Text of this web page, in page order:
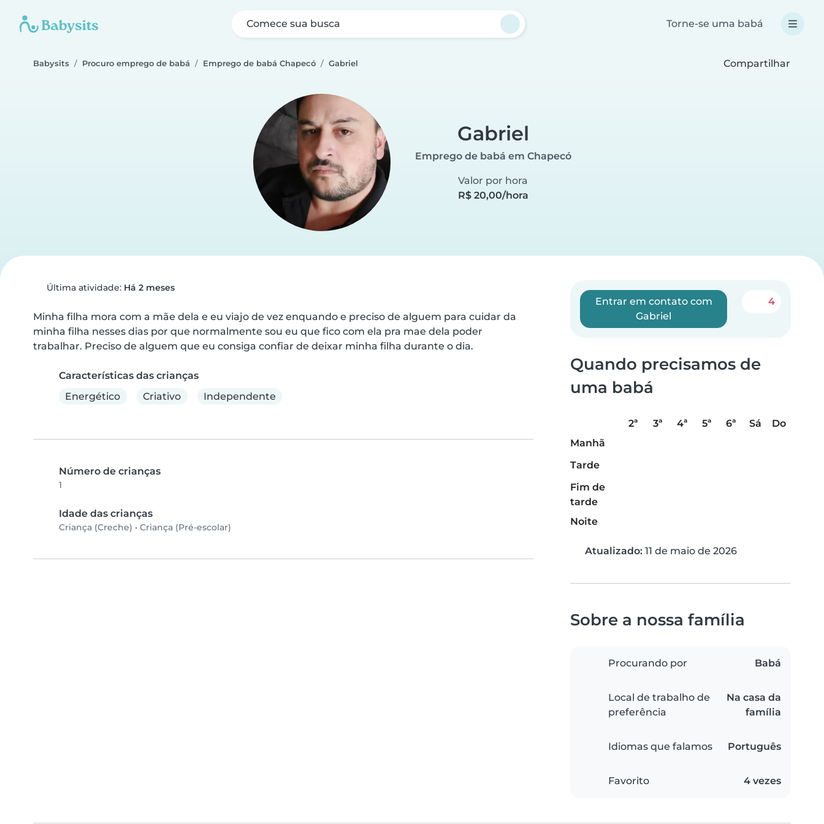
Comece sua busca Torne-se uma babá
Babysits Procuro emprego de babá Emprego de babá Chapecó Gabriel Compartilhar
Gabriel
Emprego de babá em Chapecó
Valor por hora
R$ 20,00/hora
Última atividade: Há 2 meses
Minha filha mora com a mãe dela e eu viajo de vez enquando e preciso de alguem para cuidar da
minha filha nesses dias por que normalmente sou eu que fico com ela pra mae dela poder
trabalhar. Preciso de alguem que eu consiga confiar de deixar minha filha durante o dia.
Características das crianças
Energético
Criativo Independente
Número de crianças
1
Idade das crianças
Criança (Creche) • Criança (Pré-escolar)
Entrar em contato com
Gabriel
4
Quando precisamos de
uma babá
2ª 3ª 4ª 5ª 6ª Sá
Do
Manhã
Tarde
Fim de
tarde
Noite
Atualizado: 11 de maio de 2026
Sobre a nossa família
Procurando por Babá
Local de trabalho de
preferência
Na casa da
família
Idiomas que falamos Português
Favorito 4 vezes